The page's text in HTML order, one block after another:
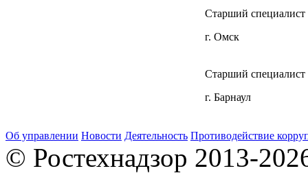
Старший специалист
г. Омск
Старший специалист
г. Барнаул
Об управлении Новости Деятельность Противодействие
© Ростехнадзор 2013-